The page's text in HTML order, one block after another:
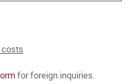
costs
for foreign inquiries.